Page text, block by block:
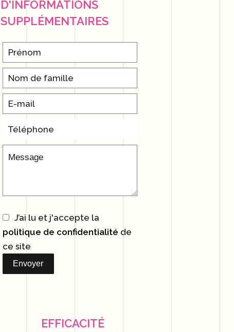
D'INFORMATIONS
SUPPLÉMENTAIRES
J’ai lu et j'accepte la
politique de confidentialité de
ce site
Envoyer
EFFICACITÉ